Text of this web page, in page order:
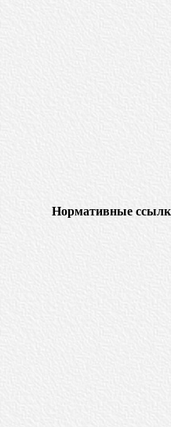
Нормативные